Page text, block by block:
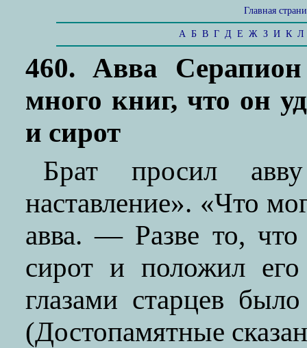
Главная
А Б В Г Д Е Ж З И К Л
460. Авва
много книг, что он
и сирот
Брат просил
наставление». «Что
авва. — Разве то,
сирот и положил
глазами старцев
(Достопамятные